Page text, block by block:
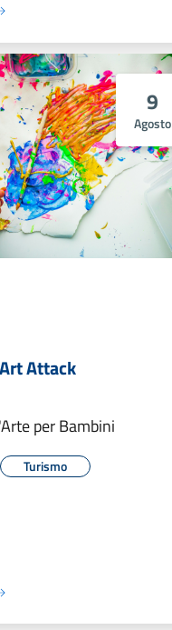
9
Agosto
Attack
per Bambini
Turismo